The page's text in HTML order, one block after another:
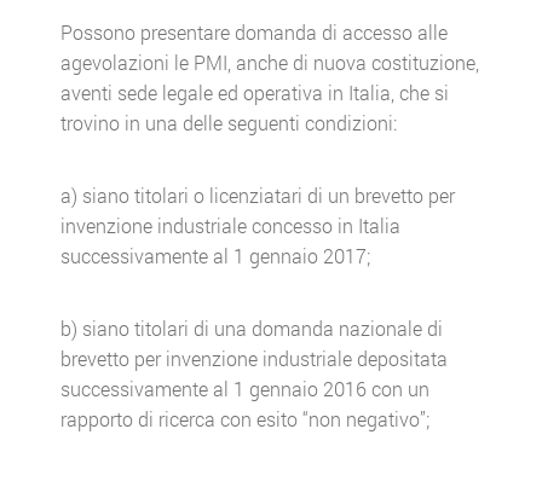
Possono presentare domanda di accesso alle
agevolazioni le PMI, anche di nuova costituzione,
aventi sede legale ed operativa in Italia, che si
trovino in una delle seguenti condizioni:
a) siano titolari o licenziatari di un brevetto per
invenzione industriale concesso in Italia
successivamente al 1 gennaio 2017;
b) siano titolari di una domanda nazionale di
brevetto per invenzione industriale depositata
successivamente al 1 gennaio 2016 con un
rapporto di ricerca con esito “non negativo”;